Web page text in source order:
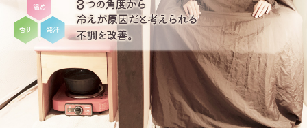
開業サポート▼
オンライン予約はこちら